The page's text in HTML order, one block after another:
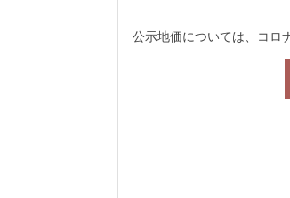
公示地価については、コロ